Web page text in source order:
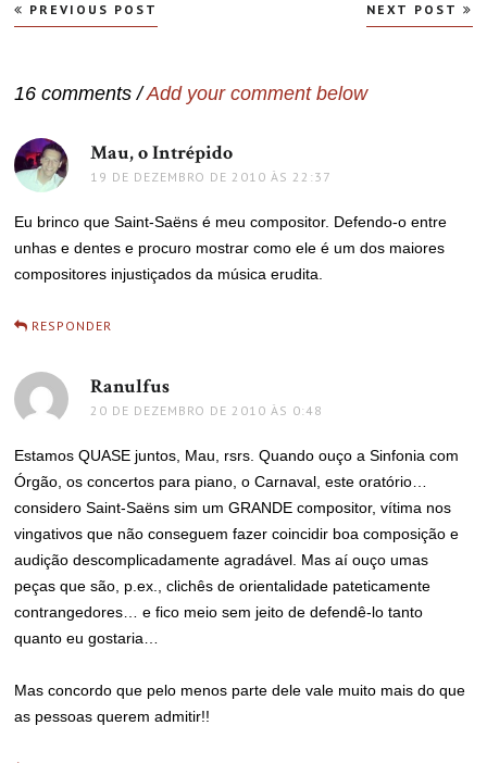
Navegação
de
PREVIOUS POST NEXT POST
16 comments /Add your comment below
Mau, o Intrépido
19 DE DEZEMBRO DE 2010 ÀS 22:37
Eu brinco que Saint-Saëns é meu compositor. Defendo-o entre
unhas e dentes e procuro mostrar como ele é um dos maiores
compositores injustiçados da música erudita.
RESPONDER
Ranulfus
20 DE DEZEMBRO DE 2010 ÀS 0:48
Estamos QUASE juntos, Mau, rsrs. Quando ouço a Sinfonia com
Órgão, os concertos para piano, o Carnaval, este oratório…
considero Saint-Saëns sim um GRANDE compositor, vítima nos
vingativos que não conseguem fazer coincidir boa composição e
audição descomplicadamente agradável. Mas aí ouço umas
peças que são, p.ex., clichês de orientalidade pateticamente
contrangedores… e fico meio sem jeito de defendê-lo tanto
quanto eu gostaria…
Mas concordo que pelo menos parte dele vale muito mais do que
as pessoas querem admitir!!